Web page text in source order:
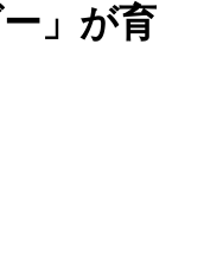
」が育